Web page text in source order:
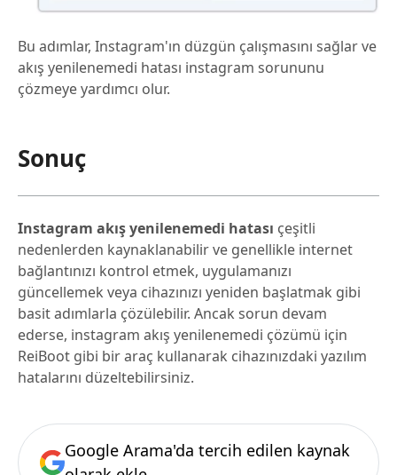
Bu adımlar, Instagram'ın düzgün çalışmasını sağlar ve
akış yenilenemedi hatası instagram sorununu
çözmeye yardımcı olur.
Sonuç
Instagram akış yenilenemedi hatası çeşitli
nedenlerden kaynaklanabilir ve genellikle internet
bağlantınızı kontrol etmek, uygulamanızı
güncellemek veya cihazınızı yeniden başlatmak gibi
basit adımlarla çözülebilir. Ancak sorun devam
ederse, instagram akış yenilenemedi çözümü için
ReiBoot gibi bir araç kullanarak cihazınızdaki yazılım
hatalarını düzeltebilirsiniz.
Google Arama'da tercih edilen kaynak